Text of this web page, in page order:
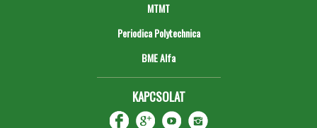
MTMT
Periodica Polytechnica
BME Alfa
KAPCSOLAT